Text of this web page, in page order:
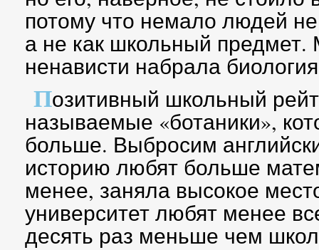
потому что немало людей
а не как школьный предмет.
ненависти набрала
Позитивный школьный
называемые «ботаники»,
больше. Выбросим
историю любят больше
менее, заняла высокое
университет любят менее
десять раз меньше чем